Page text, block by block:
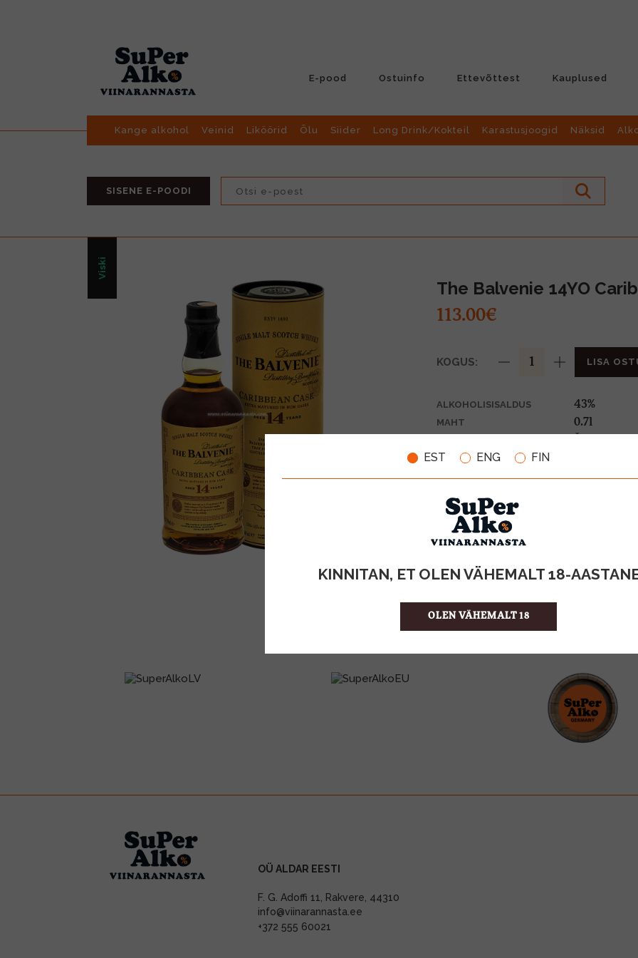
EST ENG FIN
KINNITAN, ET OLEN VÄHEMALT 18-
OLEN VÄHEMALT 18
E-pood Ostuinfo Ettevõttest Kauplused
Kange alkohol Veinid Liköörid Õlu Siider Long Drink/Kokteil Karastusjoogid Näksid
SISENE E-POODI
Viski
The Balvenie 14YO
113.00€
KOGUS: LISA
ALKOHOLISISALDUS 43%
MAHT 0.7l
TOOTE LIIK
ÜHIKU HIND
KOGUS KASTIS
OÜ ALDAR EESTI
F. G. Adoffi 11, Rakvere, 44310
info@viinarannasta.ee
+372 555 60021